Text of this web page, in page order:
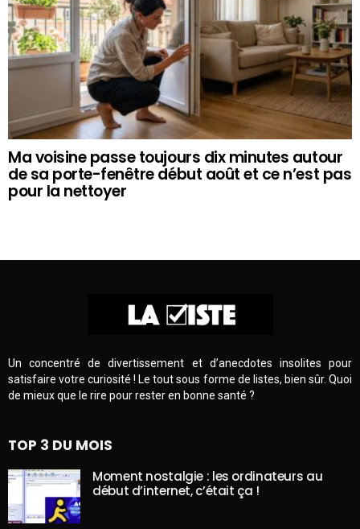
Ma voisine passe toujours dix minutes autour
de sa porte-fenêtre début août et ce n’est pas
pour la nettoyer
Un concentré de divertissement et d’anecdotes insolites pour
satisfaire votre curiosité ! Le tout sous forme de listes, bien sûr. Quoi
de mieux que le rire pour rester en bonne santé ?
TOP 3 DU MOIS
Moment nostalgie : les ordinateurs au
début d’internet, c’était ça !